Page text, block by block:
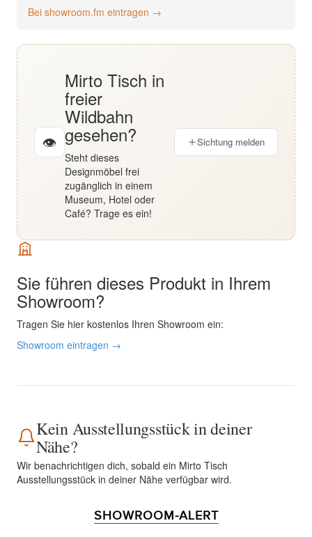
Bei showroom.fm eintragen →
👁
Mirto Tisch in
freier
Wildbahn
gesehen?
Steht dieses
Designmöbel frei
zugänglich in einem
Museum, Hotel oder
Café? Trage es ein!
Sichtung melden
Sie führen dieses Produkt in Ihrem
Showroom?
Tragen Sie hier kostenlos Ihren Showroom ein:
Showroom eintragen →
Kein Ausstellungsstück in deiner
Nähe?
Wir benachrichtigen dich, sobald ein Mirto Tisch
Ausstellungsstück in deiner Nähe verfügbar wird.
SHOWROOM-ALERT